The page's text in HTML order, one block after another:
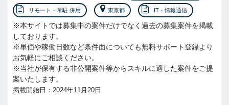
リモート・常駐 併用 東京都 IT・情報通信
※本サイトでは募集中の案件だけでなく過去の募集案件を掲載
しております。
※単価や稼働日数など条件面についても無料サポート登録より
お気軽にご相談ください。
※当社が保有する非公開案件等からスキルに適した案件をご提
案いたします。
掲載開始日：2024年11月20日